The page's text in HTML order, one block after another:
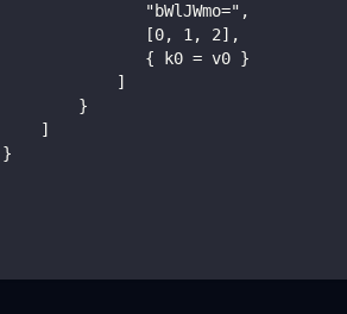
"bWlJWmo=",
[0, 1, 2],
{ k0 = v0 }
]
}
]